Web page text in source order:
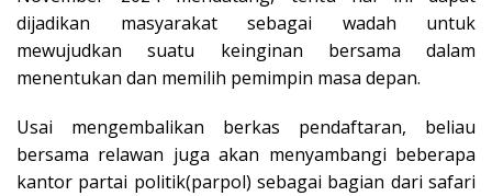
dijadikan masyarakat sebagai wadah untuk
mewujudkan suatu keinginan bersama dalam
menentukan dan memilih pemimpin masa depan.
Usai mengembalikan berkas pendaftaran, beliau
bersama relawan juga akan menyambangi beberapa
kantor partai politik(parpol) sebagai bagian dari safari